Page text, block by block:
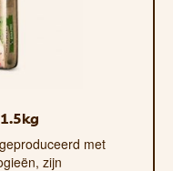
met
zijn